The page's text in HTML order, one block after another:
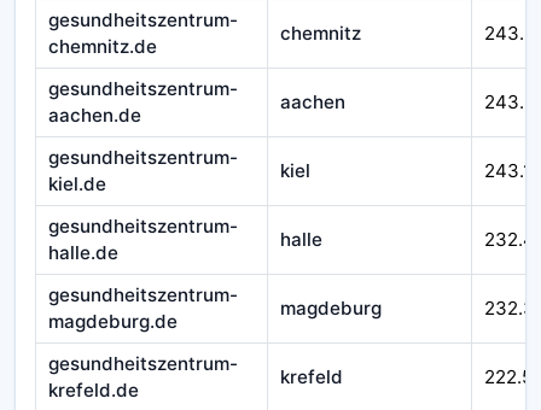
gesundheitszentrum-
chemnitz.de
chemnitz
gesundheitszentrum-
aachen.de
aachen
gesundheitszentrum-
kiel.de
kiel
gesundheitszentrum-
halle.de
halle
gesundheitszentrum-
magdeburg.de
magdeburg
gesundheitszentrum-
krefeld.de
krefeld